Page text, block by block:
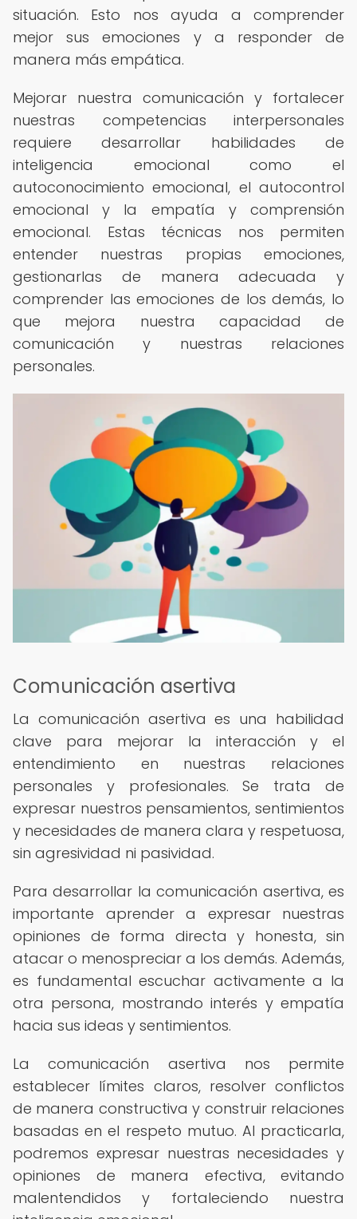
situación. Esto nos ayuda a comprender
mejor sus emociones y a responder de
manera más empática.
Mejorar nuestra comunicación y fortalecer
nuestras competencias interpersonales
requiere desarrollar habilidades de
inteligencia emocional como el
autoconocimiento emocional, el autocontrol
emocional y la empatía y comprensión
emocional. Estas técnicas nos permiten
entender nuestras propias emociones,
gestionarlas de manera adecuada y
comprender las emociones de los demás, lo
que mejora nuestra capacidad de
comunicación y nuestras relaciones
personales.
Comunicación asertiva
La comunicación asertiva es una habilidad
clave para mejorar la interacción y el
entendimiento en nuestras relaciones
personales y profesionales. Se trata de
expresar nuestros pensamientos, sentimientos
y necesidades de manera clara y respetuosa,
sin agresividad ni pasividad.
Para desarrollar la comunicación asertiva, es
importante aprender a expresar nuestras
opiniones de forma directa y honesta, sin
atacar o menospreciar a los demás. Además,
es fundamental escuchar activamente a la
otra persona, mostrando interés y empatía
hacia sus ideas y sentimientos.
La comunicación asertiva nos permite
establecer límites claros, resolver conflictos
de manera constructiva y construir relaciones
basadas en el respeto mutuo. Al practicarla,
podremos expresar nuestras necesidades y
opiniones de manera efectiva, evitando
malentendidos y fortaleciendo nuestra